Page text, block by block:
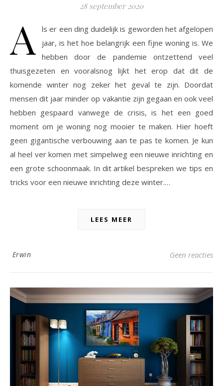
28 september 2020
A
ls er een ding duidelijk is geworden het afgelopen
jaar, is het hoe belangrijk een fijne woning is. We
hebben door de pandemie ontzettend veel
thuisgezeten en vooralsnog lijkt het erop dat dit de
komende winter nog zeker het geval te zijn. Doordat
mensen dit jaar minder op vakantie zijn gegaan en ook veel
hebben gespaard vanwege de crisis, is het een goed
moment om je woning nog mooier te maken. Hier hoeft
geen gigantische verbouwing aan te pas te komen. Je kun
al heel ver komen met simpelweg een nieuwe inrichting en
een grote schoonmaak. In dit artikel bespreken we tips en
tricks voor een nieuwe inrichting deze winter.…
LEES MEER
Erwin Geen reacties